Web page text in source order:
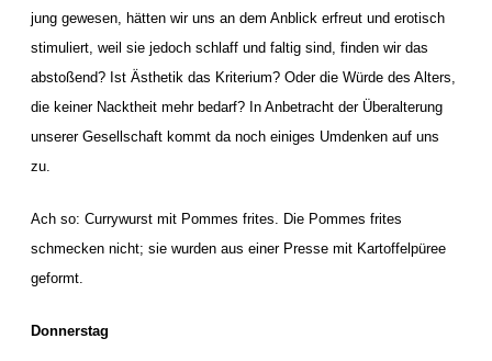
jung gewesen, hätten wir uns an dem Anblick erfreut und erotisch
stimuliert, weil sie jedoch schlaff und faltig sind, finden wir das
abstoßend? Ist Ästhetik das Kriterium? Oder die Würde des Alters,
die keiner Nacktheit mehr bedarf? In Anbetracht der Überalterung
unserer Gesellschaft kommt da noch einiges Umdenken auf uns
zu.
Ach so: Currywurst mit Pommes frites. Die Pommes frites
schmecken nicht; sie wurden aus einer Presse mit Kartoffelpüree
geformt.
Donnerstag